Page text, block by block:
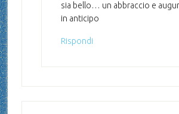
sia bello… un abbraccio e
in anticipo
Rispondi